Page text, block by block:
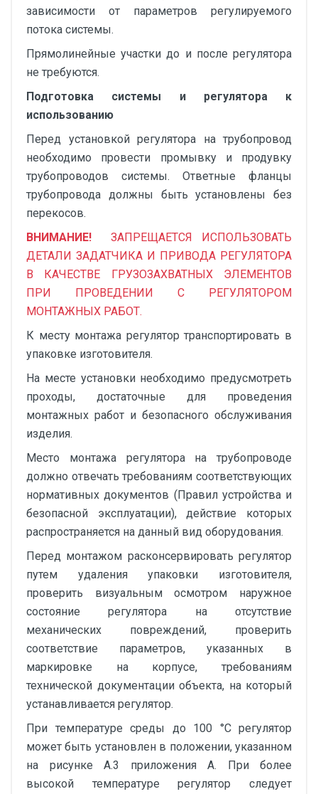
зависимости от параметров регулируемого
потока системы.
Прямолинейные участки до и после регулятора
не требуются.
Подготовка системы и регулятора к
использованию
Перед установкой регулятора на трубопровод
необходимо провести промывку и продувку
трубопроводов системы. Ответные фланцы
трубопровода должны быть установлены без
перекосов.
ВНИМАНИЕ! ЗАПРЕЩАЕТСЯ ИСПОЛЬЗОВАТЬ
ДЕТАЛИ ЗАДАТЧИКА И ПРИВОДА РЕГУЛЯТОРА
В КАЧЕСТВЕ ГРУЗОЗАХВАТНЫХ ЭЛЕМЕНТОВ
ПРИ ПРОВЕДЕНИИ С РЕГУЛЯТОРОМ
МОНТАЖНЫХ РАБОТ.
К месту монтажа регулятор транспортировать в
упаковке изготовителя.
На месте установки необходимо предусмотреть
проходы, достаточные для проведения
монтажных работ и безопасного обслуживания
изделия.
Место монтажа регулятора на трубопроводе
должно отвечать требованиям соответствующих
нормативных документов (Правил устройства и
безопасной эксплуатации), действие которых
распространяется на данный вид оборудования.
Перед монтажом расконсервировать регулятор
путем удаления упаковки изготовителя,
проверить визуальным осмотром наружное
состояние регулятора на отсутствие
механических повреждений, проверить
соответствие параметров, указанных в
маркировке на корпусе, требованиям
технической документации объекта, на который
устанавливается регулятор.
При температуре среды до 100 °С регулятор
может быть установлен в положении, указанном
на рисунке А.3 приложения А. При более
высокой температуре регулятор следует